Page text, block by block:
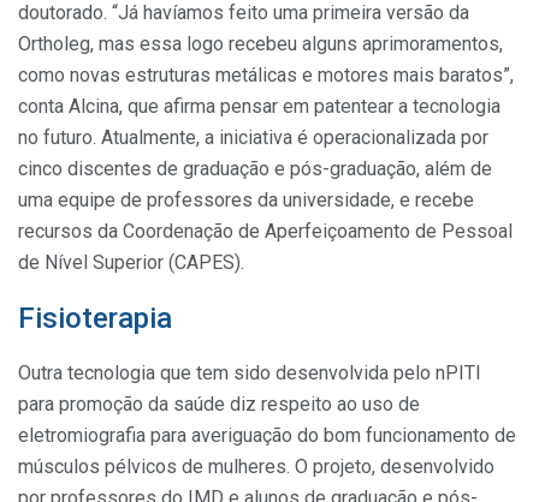
doutorado. “Já havíamos feito uma primeira versão da
Ortholeg, mas essa logo recebeu alguns aprimoramentos,
como novas estruturas metálicas e motores mais baratos”,
conta Alcina, que afirma pensar em patentear a tecnologia
no futuro. Atualmente, a iniciativa é operacionalizada por
cinco discentes de graduação e pós-graduação, além de
uma equipe de professores da universidade, e recebe
recursos da Coordenação de Aperfeiçoamento de Pessoal
de Nível Superior (CAPES).
Fisioterapia
Outra tecnologia que tem sido desenvolvida pelo nPITI
para promoção da saúde diz respeito ao uso de
eletromiografia para averiguação do bom funcionamento de
músculos pélvicos de mulheres. O projeto, desenvolvido